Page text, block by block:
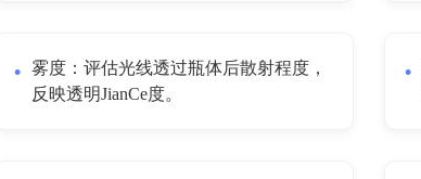
雾度：评估光线透过瓶体后散射程度，
反映透明JianCe度。